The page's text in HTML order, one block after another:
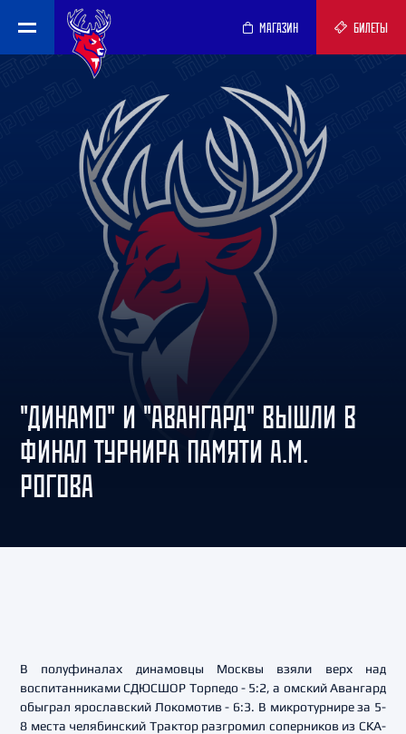
МАГАЗИН БИЛЕТЫ
"ДИНАМО" И "АВАНГАРД" ВЫШЛИ В
ФИНАЛ ТУРНИРА ПАМЯТИ А.М.
РОГОВА
В полуфиналах динамовцы Москвы взяли верх над
воспитанниками СДЮСШОР Торпедо - 5:2, а омский Авангард
обыграл ярославский Локомотив - 6:3. В микротурнире за 5-
8 места челябинский Трактор разгромил соперников из СКА-